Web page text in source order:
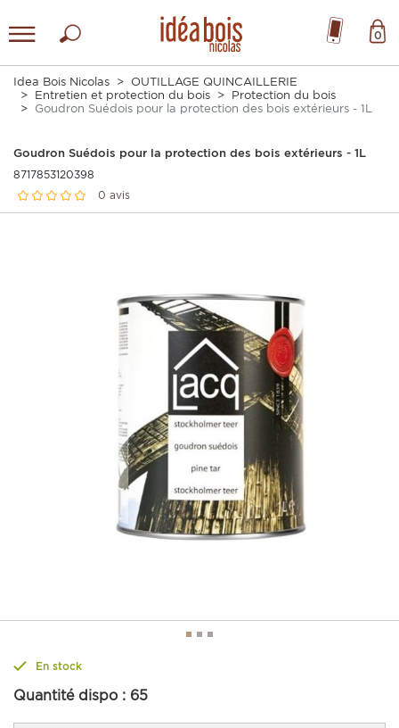
0
Idea Bois Nicolas
OUTILLAGE QUINCAILLERIE
Entretien et protection du bois
Protection du bois
Goudron Suédois pour la protection des bois extérieurs - 1L
Goudron Suédois pour la protection des bois extérieurs - 1L
8717853120398
0 avis
En stock
Quantité dispo : 65